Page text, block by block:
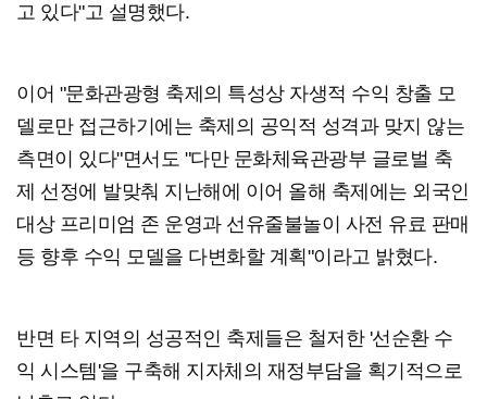
고 있다"고 설명했다.
이어 "문화관광형 축제의 특성상 자생적 수익 창출 모
델로만 접근하기에는 축제의 공익적 성격과 맞지 않는
측면이 있다"면서도 "다만 문화체육관광부 글로벌 축
제 선정에 발맞춰 지난해에 이어 올해 축제에는 외국인
대상 프리미엄 존 운영과 선유줄불놀이 사전 유료 판매
등 향후 수익 모델을 다변화할 계획"이라고 밝혔다.
반면 타 지역의 성공적인 축제들은 철저한 '선순환 수
익 시스템'을 구축해 지자체의 재정부담을 획기적으로